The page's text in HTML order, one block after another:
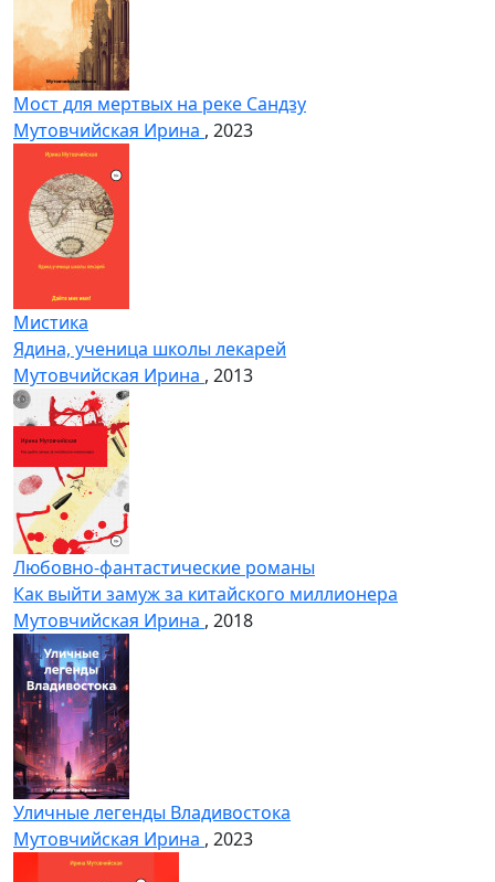
Мост для мертвых на реке Сандзу
Мутовчийская Ирина , 2023
Мистика
Ядина, ученица школы лекарей
Мутовчийская Ирина , 2013
Любовно-фантастические романы
Как выйти замуж за китайского миллионера
Мутовчийская Ирина , 2018
Уличные легенды Владивостока
Мутовчийская Ирина , 2023